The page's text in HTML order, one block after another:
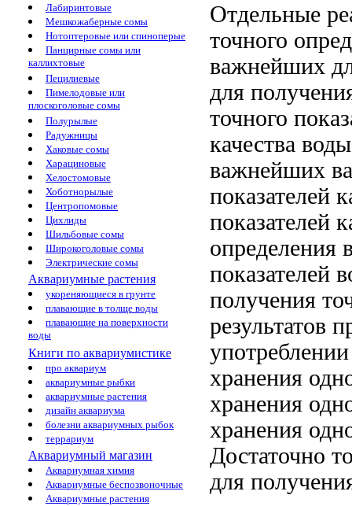
Лабиринтовые
Мешкожаберные сомы
Нотоптеровые или спиноперые
Панцирные сомы или
каллихтовые
Пецилиевые
Пимелодовые или
плоскоголовые сомы
Полурылые
Радужницы
Хаковые сомы
Харациновые
Хелостомовые
Хоботнорылые
Центропомовые
Цихлиды
Шильбовые сомы
Широкоголовые сомы
Электрические сомы
Аквариумные растения
укореняющиеся в грунте
плавающие в толще воды
плавающие на поверхности
воды
Книги по аквариумистике
про аквариум
аквариумные рыбки
аквариумные растения
дизайн аквариума
болезни аквариумных рыбок
террариум
Аквариумный магазин
Аквариумная химия
Аквариумные беспозвоночные
Аквариумные растения
Отдельные
точного
важнейших
для
точного
качества воды
важнейших
показателей
показателей
определения
показателей
получения
результатов
хранения
хранения
хранения
Достаточно
для